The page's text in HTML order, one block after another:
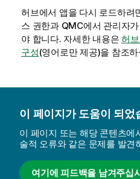
허브에서 앱을 다시 로드하려
스 권한과 QMC에서 관리자
야 합니다. 자세한 내용은허
구성(영어로만 제공)을 참조
이 페이지가 도움이 되었
이 페이지 또는 해당 콘텐츠에
술적 오류와 같은 문제를 발견
여기에 피드백을 남겨주십